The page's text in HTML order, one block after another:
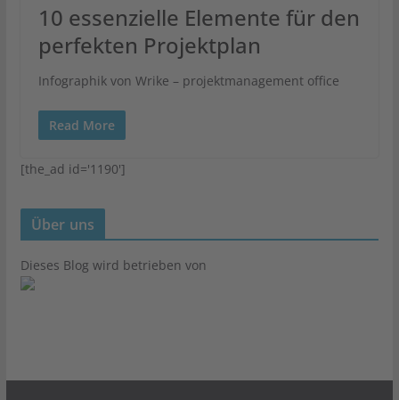
10 essenzielle Elemente für den
perfekten Projektplan
Infographik von Wrike – projektmanagement office
Read More
[the_ad id='1190']
Über uns
Dieses Blog wird betrieben von